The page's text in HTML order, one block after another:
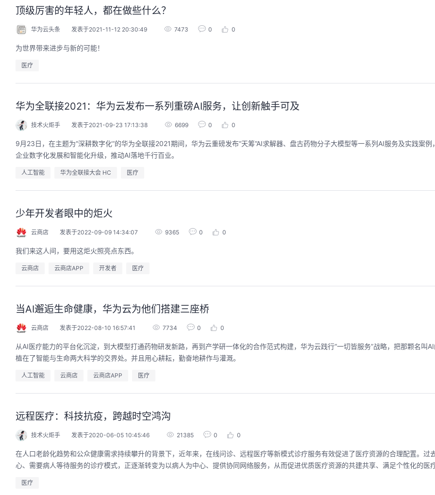
顶级厉害的年轻人，都在做些什么？
华为云头条 发表于2021-11-12 20:30:49 7473 0 0
为世界带来进步与新的可能！
医疗
华为全联接2021：华为云发布一系列重磅AI服务，让创新触手可及
技术火炬手 发表于2021-09-23 17:13:38 6699 0 0
9月23日，在主题为“深耕数字化”的华为全联接2021期间，华为云重磅发布“天筹”AI求解器、盘古药物分子大模型等一系列AI服务及实践案
企业数字化发展和智能化升级，推动AI落地千行百业。
人工智能 华为全联接大会 HC 医疗
少年开发者眼中的炬火
云商店 发表于2022-09-09 14:34:07 9365 0 0
我们来这人间，要用这炬火照亮点东西。
云商店 云商店APP 开发者 医疗
当AI邂逅生命健康，华为云为他们搭建三座桥
云商店 发表于2022-08-10 16:57:41 7734 0 0
从AI医疗能力的平台化沉淀，到大模型打通药物研发新路，再到产学研一体化的合作范式构建，华为云践行“一切皆服务”战略，把那颗名叫
植在了智能与生命两大科学的交界处。并且用心耕耘，勤奋地耕作与灌溉。
人工智能 云商店 云商店APP 医疗
远程医疗：科技抗疫，跨越时空鸿沟
技术火炬手 发表于2020-06-05 10:45:46 21385 0 0
在人口老龄化趋势和公众健康需求持续攀升的背景下，近年来，在线问诊、远程医疗等新模式诊疗服务有效促进了医疗资源的合理配置。过
心、需要病人等待服务的诊疗模式，正逐渐转变为以病人为中心、提供协同网络服务，从而促进优质医疗资源的共建共享、满足个性化的医疗
医疗